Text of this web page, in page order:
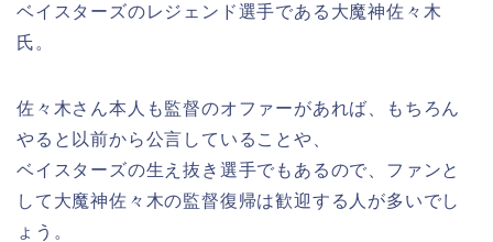
ベイスターズのレジェンド選手である大魔神佐々木
氏。
佐々木さん本人も監督のオファーがあれば、もちろん
やると以前から公言していることや、
ベイスターズの生え抜き選手でもあるので、ファンと
して大魔神佐々木の監督復帰は歓迎する人が多いでし
ょう。